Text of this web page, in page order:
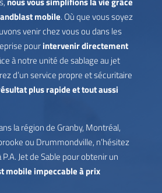
mobile. Où que vous soyez
venir chez vous ou dans les
pourintervenir directement
à notre unité de sablage au jet
d’un service propre et sécuritaire
plus rapide et tout aussi
la région de Granby, Montréal,
ou Drummondville, n’hésitez
Jet de Sable pour obtenir un
mobile impeccable à prix